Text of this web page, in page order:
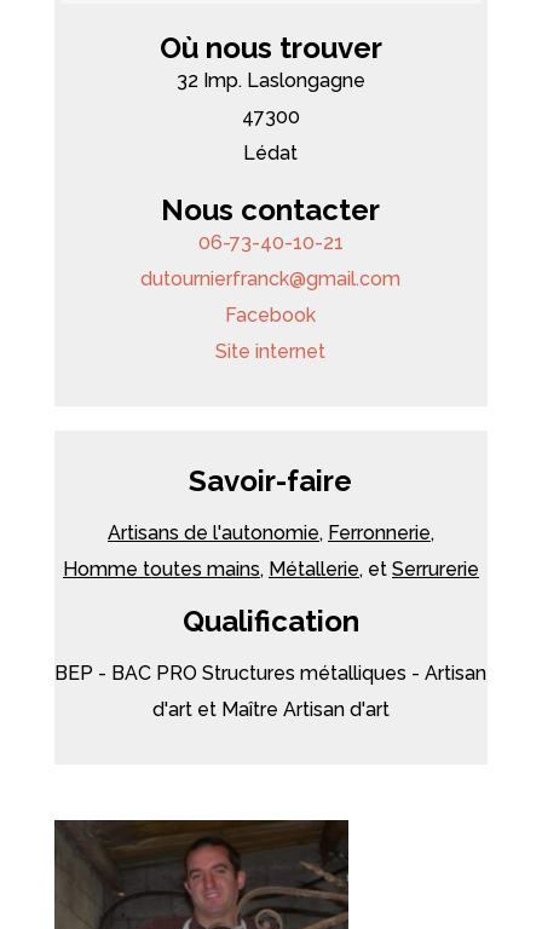
Où nous trouver
32 Imp. Laslongagne
47300
Lédat
Nous contacter
06-73-40-10-21
dutournierfranck@gmail.com
Facebook
Site internet
Savoir-faire
Artisans de l'autonomie, Ferronnerie,
Homme toutes mains, Métallerie, et Serrurerie
Qualification
BEP - BAC PRO Structures métalliques - Artisan
d'art et Maître Artisan d'art